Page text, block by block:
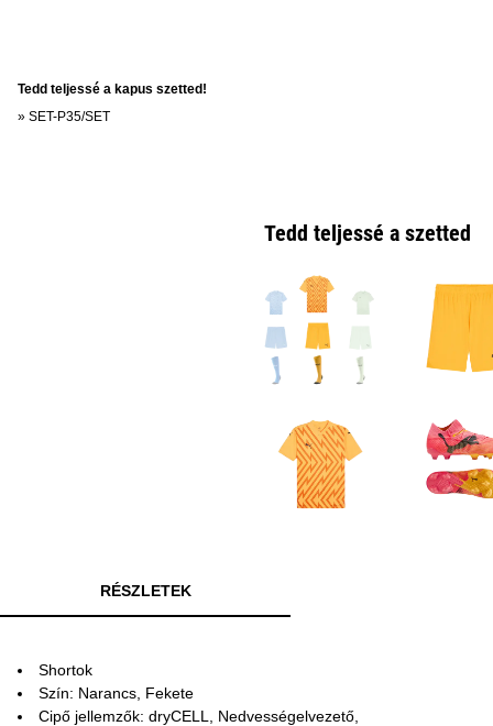
Tedd teljessé a kapus szetted!
» SET-P35/SET
Tedd teljessé a szetted
RÉSZLETEK
Shortok
Szín: Narancs, Fekete
Cipő jellemzők: dryCELL, Nedvességelvezető,